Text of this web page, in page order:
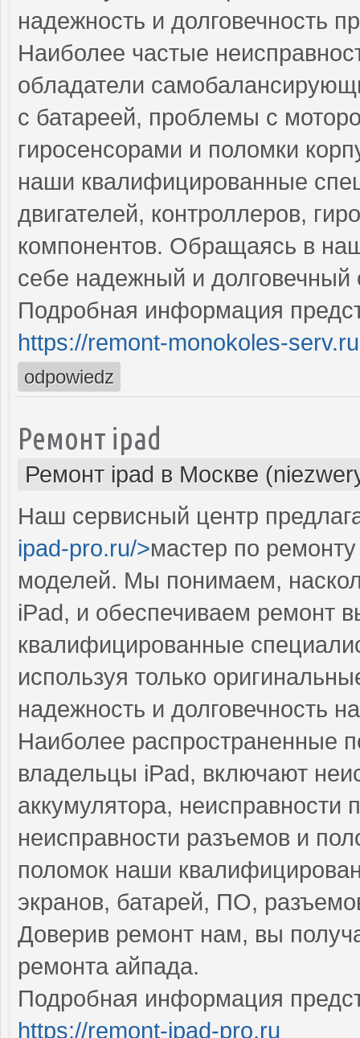
надежность и долговечность
Наиболее частые
обладатели
с батареей, проблемы с
гиросенсорами и поломки
наши квалифицированные
двигателей, контроллеров,
компонентов. Обращаясь в
себе надежный и долговечный
Подробная информация
https://remont-monokoles-serv.ru
odpowiedz
Ремонт ipad
Ремонт ipad в Москве
Наш сервисный центр
ipad-pro.ru/>мастер по
моделей. Мы понимаем,
iPad, и обеспечиваем ремонт
квалифицированные
используя только
надежность и долговечность
Наиболее распространенные
владельцы iPad, включают
аккумулятора, неисправности
неисправности разъемов и
поломок наши
экранов, батарей, ПО,
Доверив ремонт нам, вы
ремонта айпада.
Подробная информация
https://remont-ipad-pro.ru